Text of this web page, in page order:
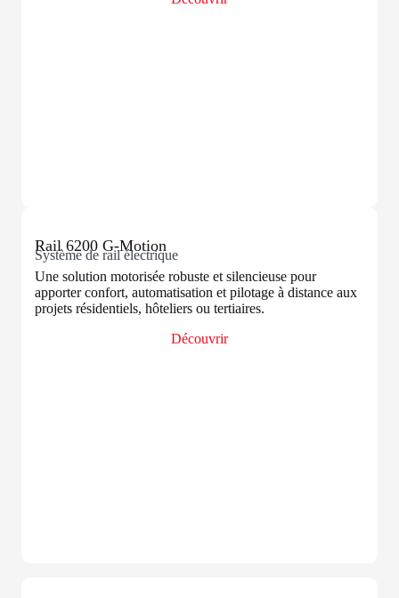
Système de rail électrique
Rail 6200 G-Motion
Une solution motorisée robuste et silencieuse pour
apporter confort, automatisation et pilotage à distance aux
projets résidentiels, hôteliers ou tertiaires.
Découvrir